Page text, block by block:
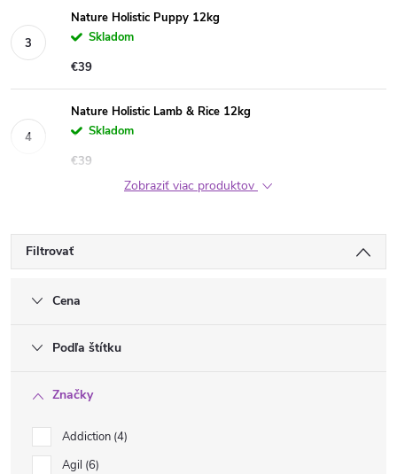
Nature Holistic Puppy 12kg
Skladom
€39
Nature Holistic Lamb & Rice 12kg
Skladom
€39
Zobraziť viac produktov
Filtrovať
Cena
Podľa štítku
Značky
Addiction 4
Agil 6